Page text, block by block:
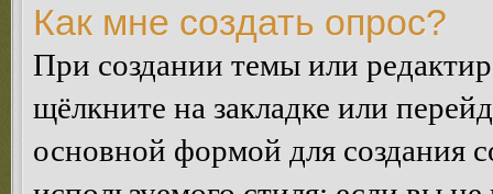
Как мне создать опрос?
При создании темы или
щёлкните на закладке или
основной формой для создания